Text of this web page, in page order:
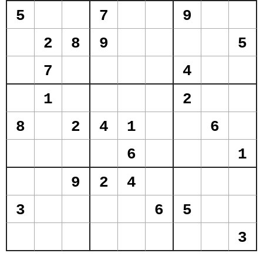
5 7
9
2
8 9
5
7
4
1
2
8
2 4 1
6
6
1
9
2
4
3
6
5
3